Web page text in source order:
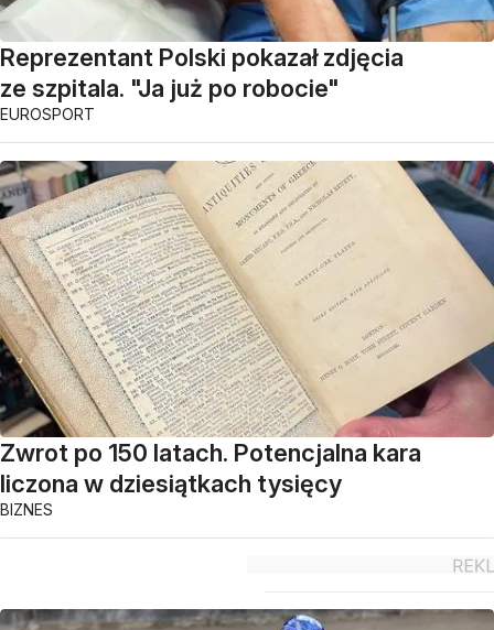
Reprezentant Polski pokazał zdjęcia
ze szpitala. "Ja już po robocie"
EUROSPORT
Zwrot po 150 latach. Potencjalna kara
liczona w dziesiątkach tysięcy
BIZNES